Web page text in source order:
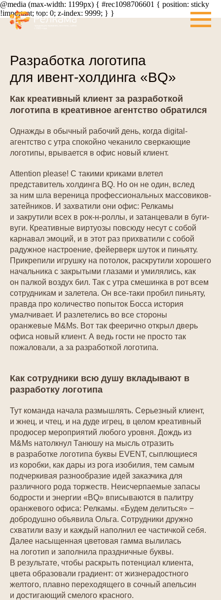
@media (max-width: 1199px) { #rec1098706601 { position: sticky
!important; top: 0; z-index: 9999; } }
Разработка логотипа
для ивент-холдинга «BQ»
Как креативный клиент за разработкой
логотипа в креативное агентство обратился
Однажды в обычный рабочий день, когда digital-
aгентство с утра спокойно чеканило сверкающие
логотипы, врывается в офис новый клиент.
Attention please! С такими криками влетел
представитель холдинга BQ. Но он не один, вслед
за ним шла вереница профессиональных массовиков-
затейников. И захватили они офис: Релкамы
и закрутили всех в рок-н-роллы, и затанцевали в буги-
вуги. Креативные виртуозы повсюду несут с собой
карнавал эмоций, и в этот раз прихватили с собой
радужное настроение, фейерверк шуток и пиньяту.
Прикрепили игрушку на потолок, раскрутили хорошего
начальника с закрытыми глазами и умилялись, как
он палкой воздух бил. Так с утра смешинка в рот всем
сотрудникам и залетела. Он все-таки пробил пиньяту,
правда про количество попыток Босса история
умалчивает. И разлетелись во все стороны
оранжевые M&Ms. Вот так феерично открыл дверь
офиса новый клиент. А ведь гости не просто так
пожаловали, а за разработкой логотипа.
Как сотрудники всю душу вкладывают в
разработку логотипа
Тут команда начала размышлять. Серьезный клиент,
и жнец, и чтец, и на дуде игрец, в целом креативный
продюсер мероприятий любого уровня. Дождь из
M&Ms натолкнул Танюшу на мысль отразить
в разработке логотипа буквы EVENT, сыплющиеся
из коробки, как дары из рога изобилия, тем самым
подчеркивая разнообразие идей заказчика для
различного рода торжеств. Неисчерпаемые запасы
бодрости и энергии «BQ» вписываются в палитру
оранжевого офиса: Pелкамы. «Будем делиться» −
добродушно объявила Ольга. Сотрудники дружно
схватили вазу и каждый наполнил ее частичкой себя.
Далее насыщенная цветовая гамма вылилась
на логотип и заполнила праздничные буквы.
В результате, чтобы раскрыть потенциал клиента,
цвета образовали градиент: от жизнерадостного
желтого, плавно переходящего в сочный апельсин
и достигающий смелого красного.